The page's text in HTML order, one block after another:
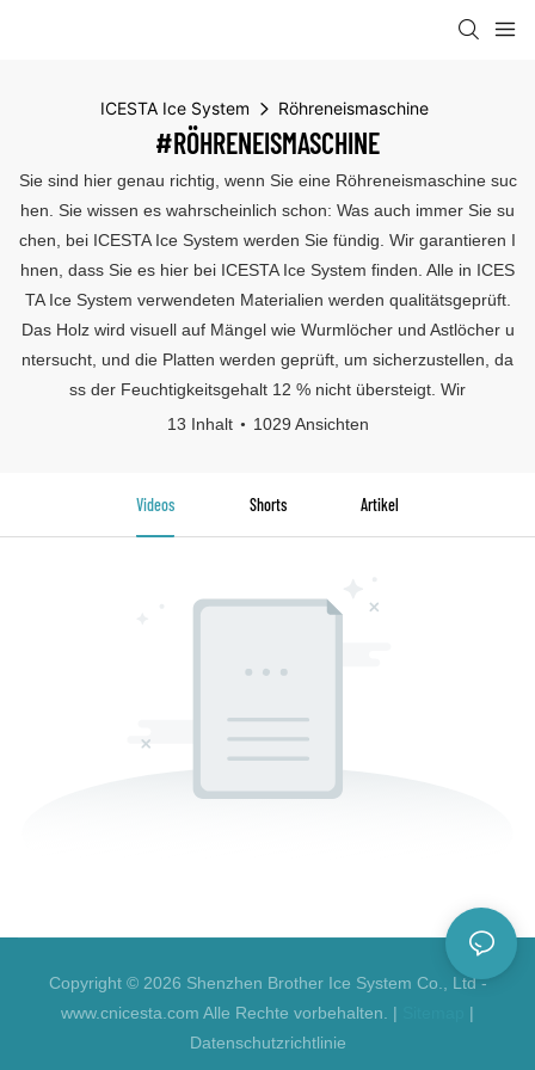
ICESTA Ice System Röhreneismaschine
#RÖHRENEISMASCHINE
Sie sind hier genau richtig, wenn Sie eine Röhreneismaschine suc
hen. Sie wissen es wahrscheinlich schon: Was auch immer Sie su
chen, bei ICESTA Ice System werden Sie fündig. Wir garantieren I
hnen, dass Sie es hier bei ICESTA Ice System finden. Alle in ICES
TA Ice System verwendeten Materialien werden qualitätsgeprüft.
Das Holz wird visuell auf Mängel wie Wurmlöcher und Astlöcher u
ntersucht, und die Platten werden geprüft, um sicherzustellen, da
ss der Feuchtigkeitsgehalt 12 % nicht übersteigt. Wir
13 Inhalt
1029 Ansichten
Videos Shorts Artikel
Copyright © 2026 Shenzhen Brother Ice System Co., Ltd -
www.cnicesta.com Alle Rechte vorbehalten. |
|
Datenschutzrichtlinie